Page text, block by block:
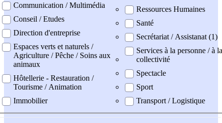
Communication / Multimédia
Conseil / Etudes
Direction d'entreprise
Espaces verts et naturels /
Agriculture / Pêche / Soins aux
animaux
Hôtellerie - Restauration /
Tourisme / Animation
Immobilier
Ressources Humaines
Santé
Secrétariat / Assistanat (1)
Services à la personne / à la
collectivité
Spectacle
Sport
Transport / Logistique